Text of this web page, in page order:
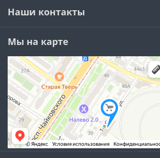
Наши контакты
Мы на карте